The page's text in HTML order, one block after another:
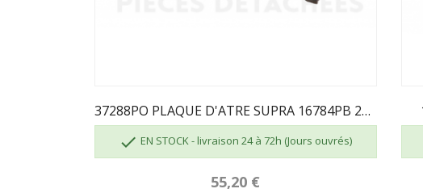
37288PO PLAQUE D'ATRE SUPRA 16784PB 27299...
 EN STOCK - livraison 24 à 72h (Jours ouvrés)
55,20 €